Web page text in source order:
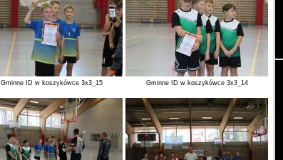
Gminne ID w koszykówce 3x3_15 Gminne ID w koszykówce 3x3_14